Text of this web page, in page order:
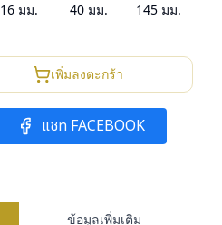
16มม. 40มม. 145มม.
เพิ่มลงตะกร้า
แชท FACEBOOK
ข้อมูลเพิ่มเติม